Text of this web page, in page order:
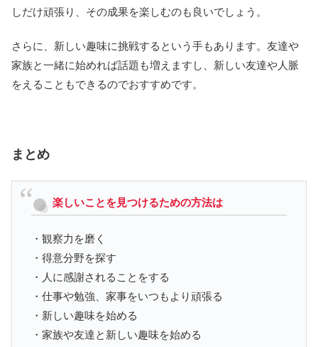
しだけ頑張り、その成果を楽しむのも良いでしょう。
さらに、新しい趣味に挑戦するという手もあります。友達や
家族と一緒に始めれば話題も増えますし、新しい友達や人脈
をえることもできるのでおすすめです。
まとめ
楽しいことを見つけるための方法は
・観察力を磨く
・得意分野を探す
・人に感謝されることをする
・仕事や勉強、家事をいつもより頑張る
・新しい趣味を始める
・家族や友達と新しい趣味を始める